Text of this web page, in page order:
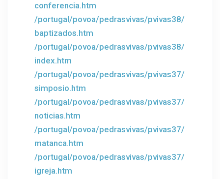
conferencia.htm
/portugal/povoa/pedrasvivas/pvivas38/
baptizados.htm
/portugal/povoa/pedrasvivas/pvivas38/
index.htm
/portugal/povoa/pedrasvivas/pvivas37/
simposio.htm
/portugal/povoa/pedrasvivas/pvivas37/
noticias.htm
/portugal/povoa/pedrasvivas/pvivas37/
matanca.htm
/portugal/povoa/pedrasvivas/pvivas37/
igreja.htm